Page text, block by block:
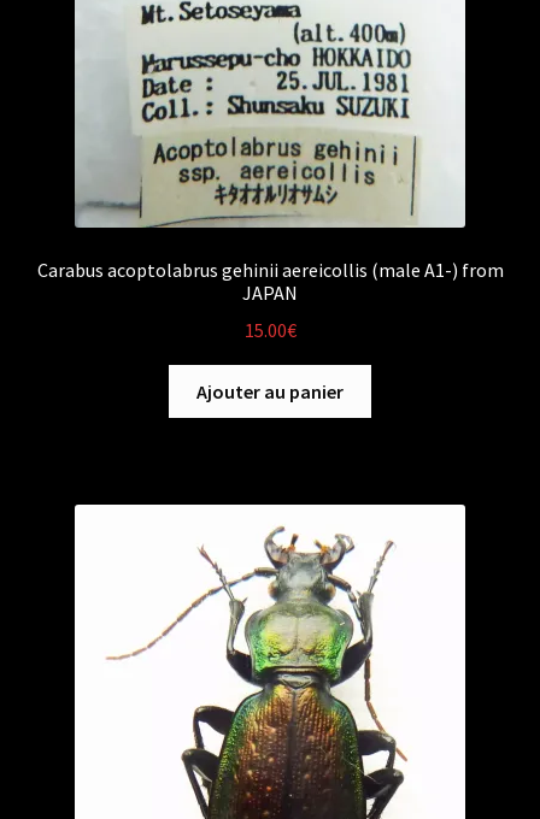
Carabus acoptolabrus gehinii aereicollis (male A1-) from
JAPAN
15.00€
Ajouter au panier